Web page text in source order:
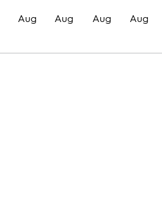
Trailer
Bilder
Aug Aug Aug Aug